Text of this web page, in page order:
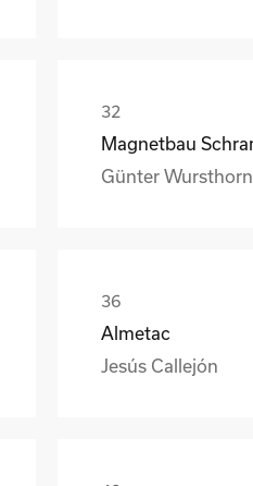
Günter Wursthorn
Almetac
Jesús Callejón